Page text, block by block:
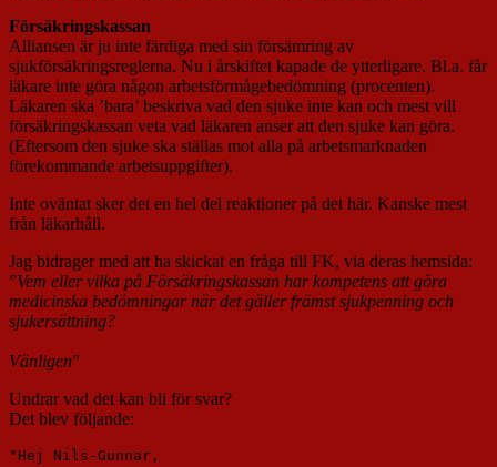
Försäkringskassan
Alliansen är ju inte färdiga med sin försämring av
sjukförsäkringsreglerna. Nu i årskiftet kapade de ytterligare. Bl.a. får
läkare inte göra någon arbetsförmågebedömning (procenten).
Läkaren ska ’bara’ beskriva vad den sjuke inte kan och mest vill
försäkringskassan veta vad läkaren anser att den sjuke kan göra.
(Eftersom den sjuke ska ställas mot alla på arbetsmarknaden
förekommande arbetsuppgifter).
Inte oväntat sker det en hel del reaktioner på det här. Kanske mest
från läkarhåll.
Jag bidrager med att ha skickat en fråga till FK, via deras hemsida:
”Vem eller vilka på Försäkringskassan har kompetens att göra
medicinska bedömningar när det gäller främst sjukpenning och
sjukersättning?
Vänligen”
Undrar vad det kan bli för svar?
Det blev följande:
"Hej Nils-Gunnar,